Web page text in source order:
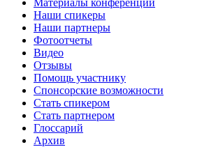
Материалы конференций
Наши спикеры
Наши партнеры
Фотоотчеты
Видео
Отзывы
Помощь участнику
Спонсорские возможности
Стать спикером
Стать партнером
Глоссарий
Архив